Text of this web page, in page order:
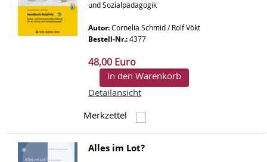
und Sozialpädagogik
Autor: Cornelia Schmid / Rolf Vökt
Bestell-Nr.: 4377
48,00 Euro
in den Warenkorb
Detailansicht
Merkzettel
Alles im Lot?